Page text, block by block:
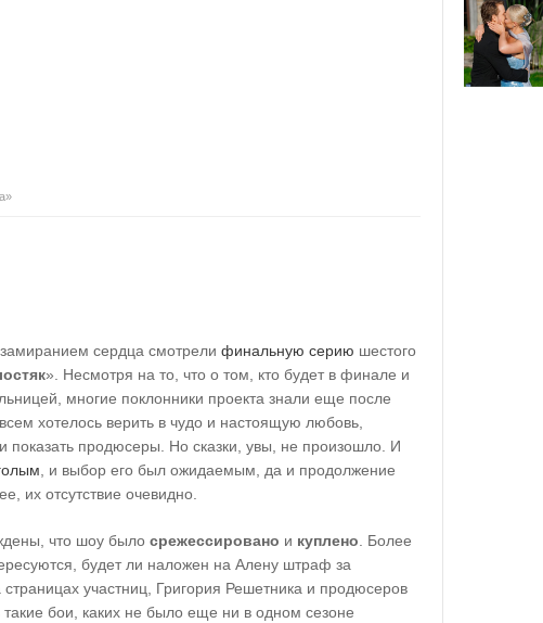
сердца смотрели финальную серию шестого
». Несмотря на то, что о том, кто будет в финале и
многие поклонники проекта знали еще после
хотелось верить в чудо и настоящую любовь,
показать продюсеры. Но сказки, увы, не произошло. И
, и выбор его был ожидаемым, да и продолжение
их отсутствие очевидно.
что шоу было срежессировано и куплено . Более
будет ли наложен на Алену штраф за
участниц, Григория Решетника и продюсеров
такие бои, каких не было еще ни в одном сезоне